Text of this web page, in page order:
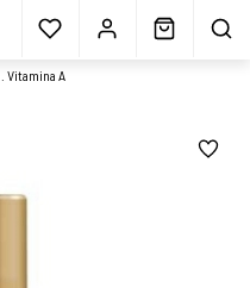
Muestras gratis Blog
.Vitamina A